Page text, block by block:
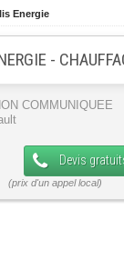
Energie
-
COMMUNIQUEE
Devis